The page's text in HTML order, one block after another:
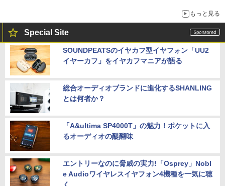
もっと見る
Special Site
SOUNDPEATSのイヤカフ型イヤフォン「UU2
イヤーカフ」をイヤカフマニアが語る
総合オーディオブランドに進化するSHANLING
とは何者か？
「A&ultima SP4000T」の魅力！ポケットに入
るオーディオの醍醐味
エントリーなのに脅威の実力!「Osprey」Nobl
e Audioワイヤレスイヤフォン4機種を一気に聴
く